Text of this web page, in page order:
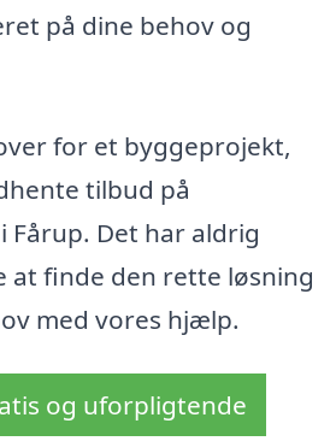
på dine behov og
for et byggeprojekt,
tilbud på
Det har aldrig
finde den rette løsning
med vores hjælp.
og uforpligtende